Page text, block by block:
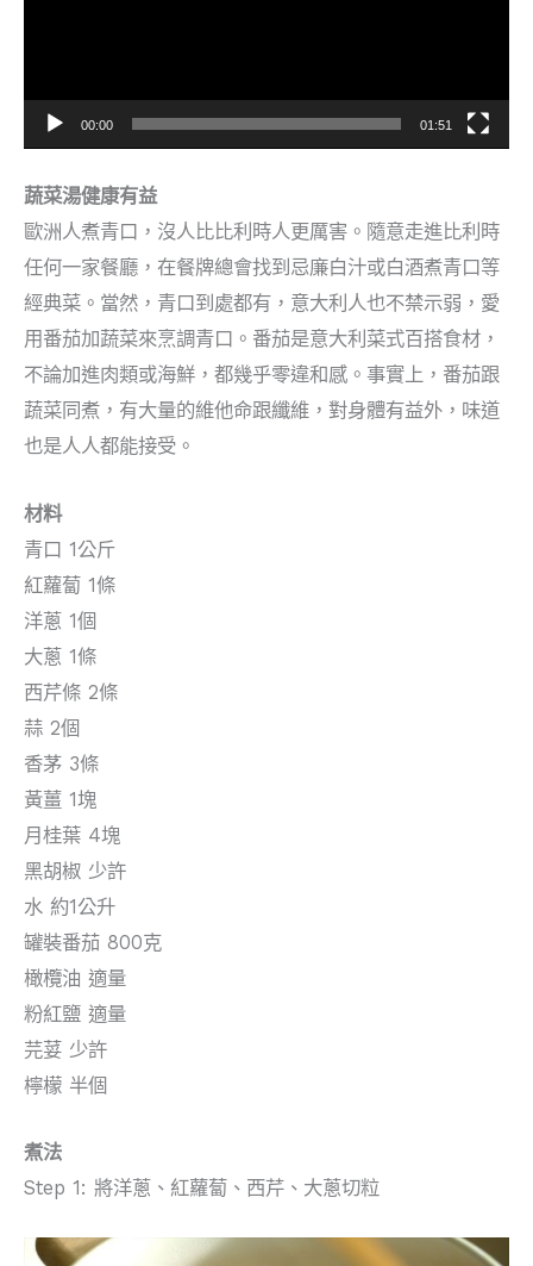
00:00 01:51
蔬菜湯健康有益
歐洲人煮青口，沒人比比利時人更厲害。隨意走進比利時
任何一家餐廳，在餐牌總會找到忌廉白汁或白酒煮青口等
經典菜。當然，青口到處都有，意大利人也不禁示弱，愛
用番茄加蔬菜來烹調青口。番茄是意大利菜式百搭食材，
不論加進肉類或海鮮，都幾乎零違和感。事實上，番茄跟
蔬菜同煮，有大量的維他命跟纖維，對身體有益外，味道
也是人人都能接受。
材料
青口 1公斤
紅蘿蔔 1條
洋蔥 1個
大蔥 1條
西芹條 2條
蒜 2個
香茅 3條
黃薑 1塊
月桂葉 4塊
黑胡椒 少許
水 約1公升
罐裝番茄 800克
橄欖油 適量
粉紅鹽 適量
芫荽 少許
檸檬 半個
煮法
Step 1: 將洋蔥、紅蘿蔔、西芹、大蔥切粒